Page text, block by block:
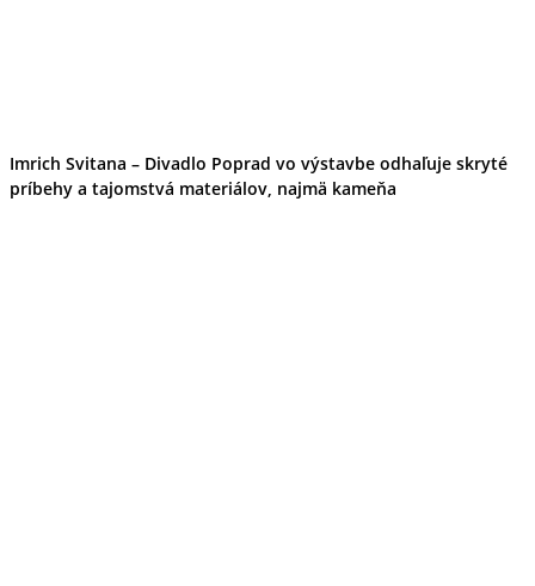
Imrich Svitana – Divadlo Poprad vo výstavbe odhaľuje skryté
príbehy a tajomstvá materiálov, najmä kameňa